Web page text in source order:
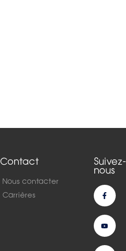
Contact
Nous contacter
Carrières
Suivez-
nous